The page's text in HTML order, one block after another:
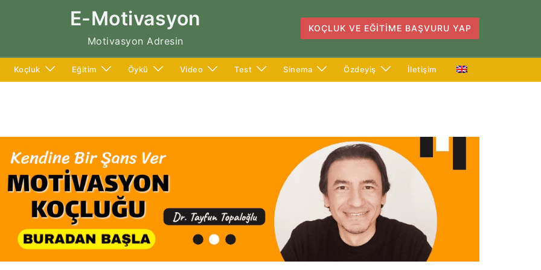
E-Motivasyon
Motivasyon Adresin
KOÇLUK VE EĞITIME BAŞVURU YAP
Koçluk Eğitim Öykü Video Test Sinema Özdeyiş İletişim